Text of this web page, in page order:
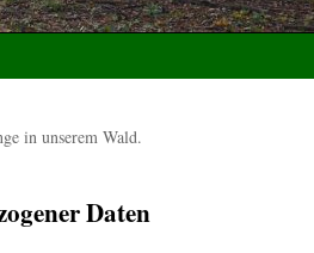
unserem Wald.
Daten